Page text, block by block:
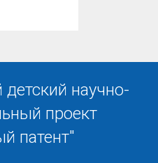
научно-
проект
патент"